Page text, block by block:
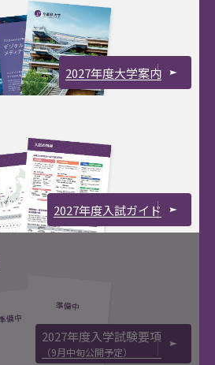
2027年度大学案内
2027年度入試ガイド
2027年度入学試験要項
（9月中旬公開予定）